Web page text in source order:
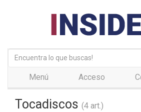
Menú Acceso
Tocadiscos (4 art.)